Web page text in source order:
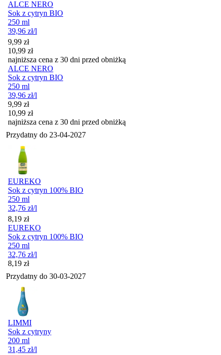
ALCE NERO
Sok z cytryn BIO
250 ml
39,96 zł/l
Cena promocyjna
9,99 zł
10,99 zł
najniższa cena z 30 dni przed obniżką
ALCE NERO
Sok z cytryn BIO
250 ml
39,96 zł/l
Cena promocyjna
9,99 zł
10,99 zł
najniższa cena z 30 dni przed obniżką
Przydatny do 23-04-2027
EUREKO
Sok z cytryn 100% BIO
250 ml
32,76 zł/l
Cena
8,19 zł
EUREKO
Sok z cytryn 100% BIO
250 ml
32,76 zł/l
Cena
8,19 zł
Przydatny do 30-03-2027
LIMMI
Sok z cytryny
200 ml
31,45 zł/l